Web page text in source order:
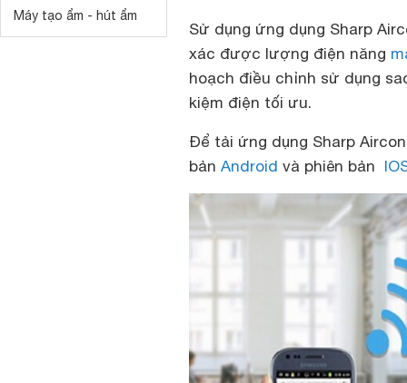
Máy tạo ẩm - hút ẩm
Sử dụng ứng dụng Sharp
xác được lượng điện năng
hoạch điều chỉnh sử dụng
kiệm điện tối ưu.
Để tải ứng dụng Sharp
bản Android và phiên bản